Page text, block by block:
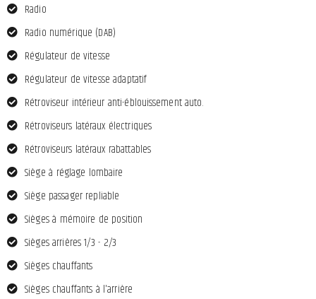
Radio
Radio numérique (DAB)
Régulateur de vitesse
Régulateur de vitesse adaptatif
Rétroviseur intérieur anti-éblouissement auto.
Rétroviseurs latéraux électriques
Rétroviseurs latéraux rabattables
Siège à réglage lombaire
Siège passager repliable
Sièges à mémoire de position
Sièges arrières 1/3 - 2/3
Sièges chauffants
Sièges chauffants à l'arrière